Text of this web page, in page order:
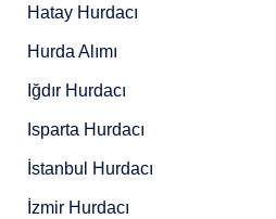
Hatay Hurdacı
Hurda Alımı
Iğdır Hurdacı
Isparta Hurdacı
İstanbul Hurdacı
İzmir Hurdacı